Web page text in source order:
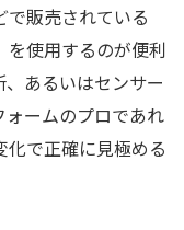
販売されている
を使用するのが便利
あるいはセンサー
ームのプロであれ
で正確に見極める